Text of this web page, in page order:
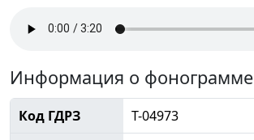
Информация о фонограмме
Код ГДРЗ
Т-04973